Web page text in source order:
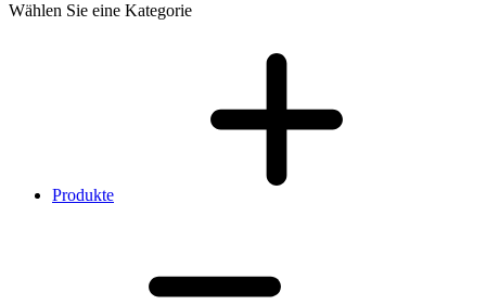
Wählen Sie eine Kategorie
Produkte